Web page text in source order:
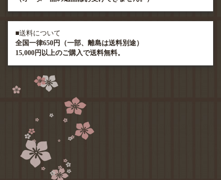
■送料について
全国一律650円（一部、離島は送料別途）
15,000円以上のご購入で送料無料。